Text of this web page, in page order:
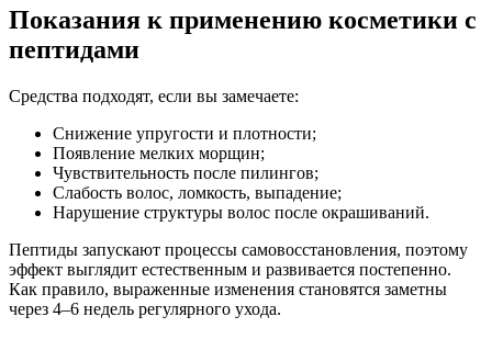
Показания к применению косметики с
пептидами
Средства подходят, если вы замечаете:
Снижение упругости и плотности;
Появление мелких морщин;
Чувствительность после пилингов;
Слабость волос, ломкость, выпадение;
Нарушение структуры волос после окрашиваний.
Пептиды запускают процессы самовосстановления, поэтому
эффект выглядит естественным и развивается постепенно.
Как правило, выраженные изменения становятся заметны
через 4–6 недель регулярного ухода.